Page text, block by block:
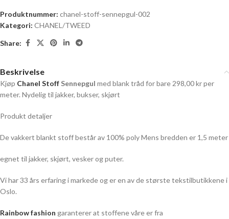
Produktnummer: chanel-stoff-sennepgul-002
Kategori: CHANEL/TWEED
Share:
Beskrivelse
Kjøp Chanel Stoff Sennepgul med blank tråd for bare 298,00 kr per
meter. Nydelig til jakker, bukser, skjørt
Produkt detaljer
De vakkert blankt stoff består av 100% poly Mens bredden er 1,5 meter
egnet til jakker, skjørt, vesker og puter.
Vi har 33 års erfaring i markede og er en av de største tekstilbutikkene i
Oslo.
Rainbow fashion garanterer at stoffene våre er fra